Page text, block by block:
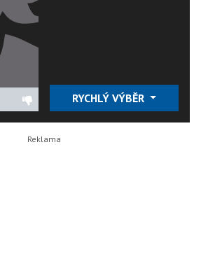
RYCHLÝ VÝBĚR